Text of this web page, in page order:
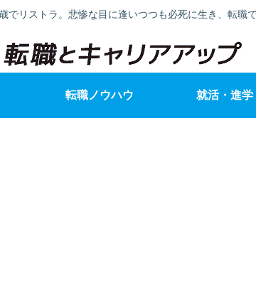
リストラ。悲惨な目に逢いつつも必死に生き、転職
転職ノウハウ 就活・進学